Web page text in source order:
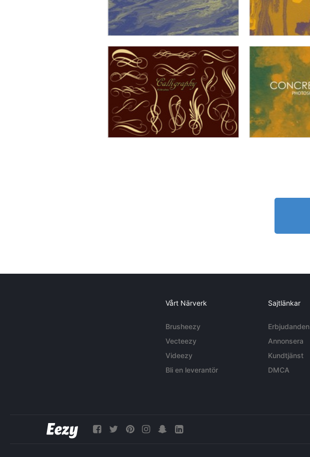
Vårt Närverk
Brusheezy
Vecteezy
Videezy
Bli en leverantör
Sajtlänkar
Erbjudanden
Annonsera
Kundtjänst
DMCA